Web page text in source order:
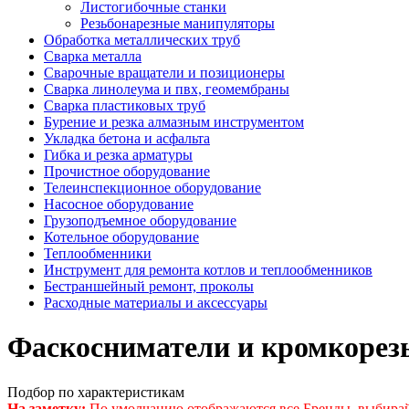
Листогибочные станки
Резьбонарезные манипуляторы
Обработка металлических труб
Сварка металла
Сварочные вращатели и позиционеры
Сварка линолеума и пвх, геомембраны
Сварка пластиковых труб
Бурение и резка алмазным инструментом
Укладка бетона и асфальта
Гибка и резка арматуры
Прочистное оборудование
Телеинспекционное оборудование
Насосное оборудование
Грузоподъемное оборудование
Котельное оборудование
Теплообменники
Инструмент для ремонта котлов и теплообменников
Бестраншейный ремонт, проколы
Расходные материалы и аксессуары
Фаскосниматели и
Подбор по характеристикам